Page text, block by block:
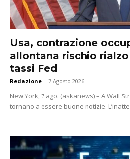
Usa, contrazione
allontana rischio
tassi Fed
Redazione - 7 Agosto 2026
New York, 7 ago. (askanews) – A Wall
tornano a essere buone notizie.